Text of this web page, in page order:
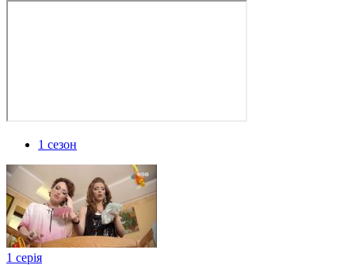
1 сезон
1 серія